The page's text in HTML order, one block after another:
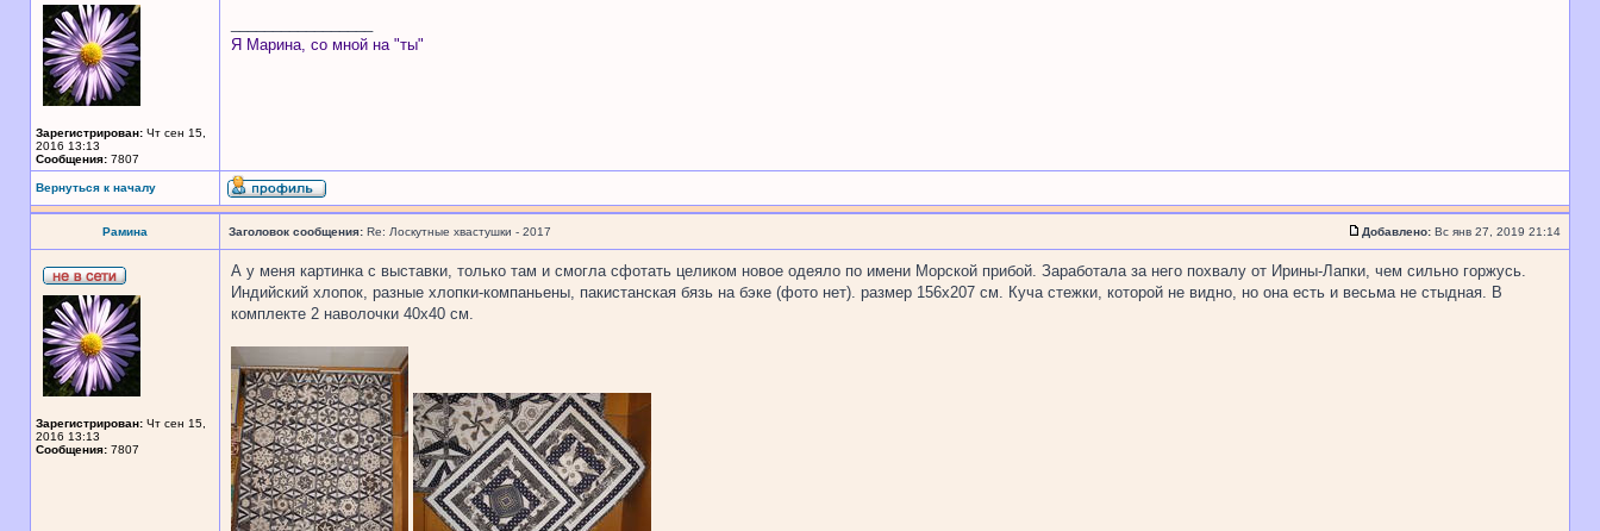
Зарегистрирован: Чт сен 15,
2016 13:13
Сообщения: 7807
Я Марина, со мной на "ты"
Вернуться к началу
Рамина Заголовок сообщения: Re: Лоскутные хвастушки - 2017 Добавлено: Вс янв 27, 2019 21:14
Зарегистрирован: Чт сен 15,
2016 13:13
Сообщения: 7807
А у меня картинка с выставки, только там и смогла сфотать целиком новое одеяло по имени Морской прибой. Заработала за него похвалу от Ирины-Лапки, чем сильно горжусь.
Индийский хлопок, разные хлопки-компаньены, пакистанская бязь на бэке (фото нет). размер 156х207 см. Куча стежки, которой не видно, но она есть и весьма не стыдная. В
комплекте 2 наволочки 40х40 см.